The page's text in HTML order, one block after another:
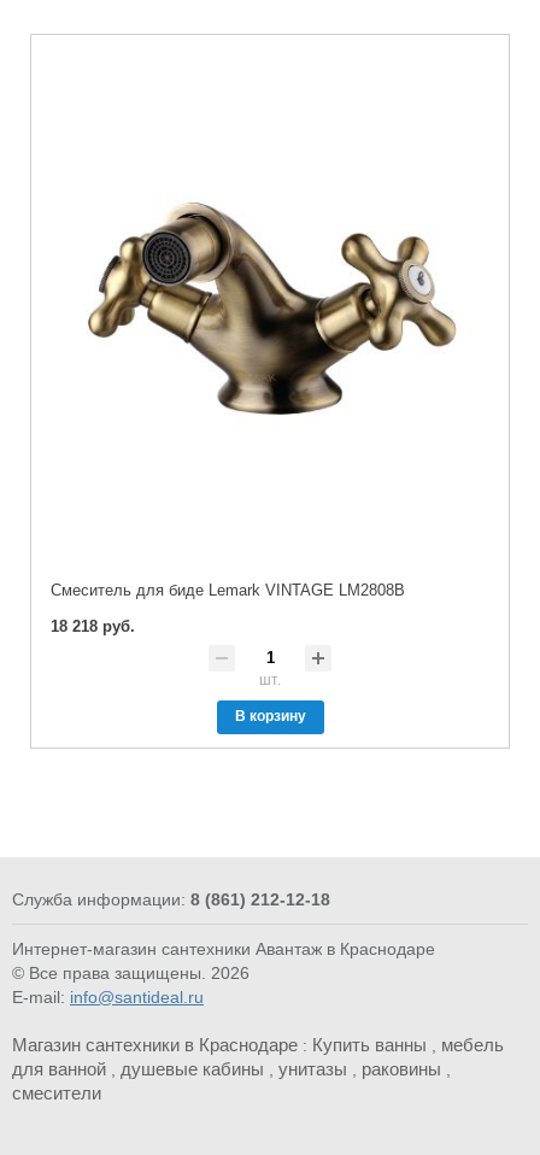
Cмеситель для биде Lemark VINTAGE LM2808B
18 218 руб.
шт.
В корзину
Служба информации: 8 (861) 212-12-18
Интернет-магазин сантехники Авантаж в Краснодаре
© Все права защищены. 2026
E-mail: info@santideal.ru
Магазин сантехники в Краснодаре : Купить ванны
мебель
для ванной
душевые кабины унитазы раковины
смесители